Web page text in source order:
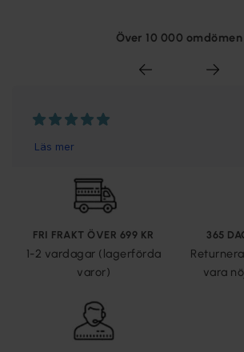
Över 10 000 omdömen
FRI FRAKT ÖVER 699 KR
1-2 vardagar (lagerförda
varor)
365
vara